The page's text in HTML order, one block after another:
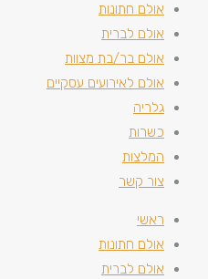
אולם חתונות
אולם לברית
אולם בר/בת מצוות
אולם לאירועים עסקיים
גלריה
כשרות
המלצות
צור קשר
ראשי
אולם חתונות
אולם לברית